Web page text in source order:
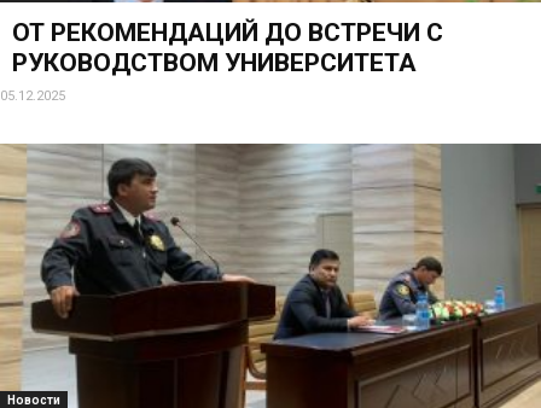
ОТ РЕКОМЕНДАЦИЙ ДО ВСТРЕЧИ С
РУКОВОДСТВОМ УНИВЕРСИТЕТА
05.12.2025
Новости